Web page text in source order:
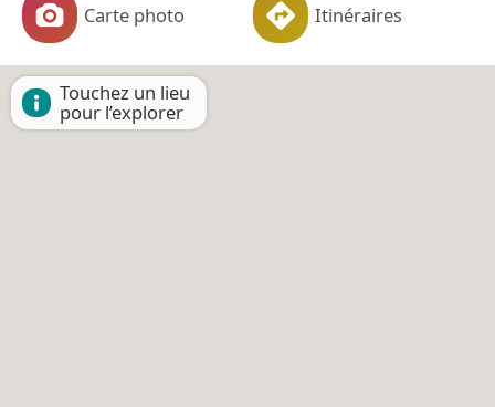
Carte photo Itinéraires
Touchez un lieu
pour l’explorer